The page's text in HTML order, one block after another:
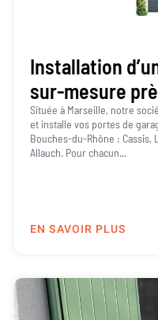
Installation
sur-mesure
Située à Marseille, notre
et installe vos portes de
Bouches-du-Rhône : Cassis,
Allauch. Pour chacun...
EN SAVOIR PLUS